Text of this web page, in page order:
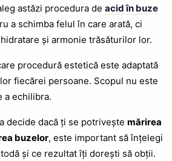
astăzi procedura de acid în buze
a schimba felul în care arată, ci
și armonie trăsăturilor lor.
procedură estetică este adaptată
fiecărei persoane. Scopul nu este
a echilibra.
decide dacă ți se potrivește mărirea
buzelor, este important să înțelegi
și ce rezultat îți dorești să obții.